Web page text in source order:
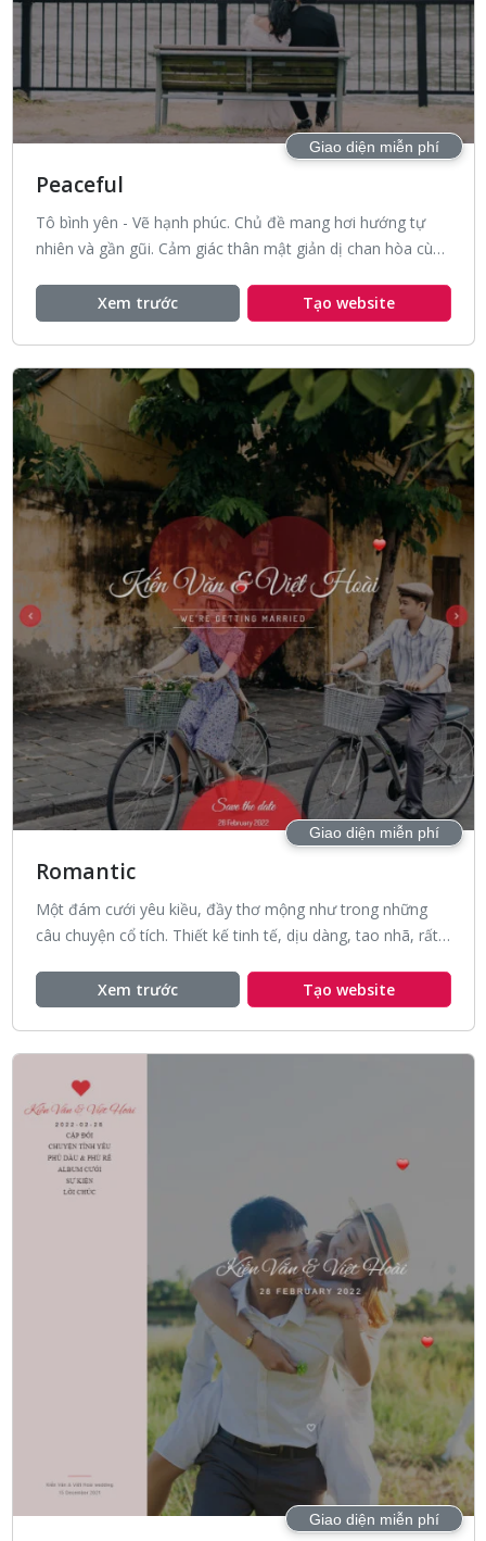
Giao diện miễn phí
Peaceful
Tô bình yên - Vẽ hạnh phúc. Chủ đề mang hơi hướng tự
nhiên và gần gũi. Cảm giác thân mật giản dị chan hòa cùng
Xem trước
Tạo website
Giao diện miễn phí
Romantic
Một đám cưới yêu kiều, đầy thơ mộng như trong những
câu chuyện cổ tích. Thiết kế tinh tế, dịu dàng, tao nhã, rất
Xem trước
Tạo website
Giao diện miễn phí